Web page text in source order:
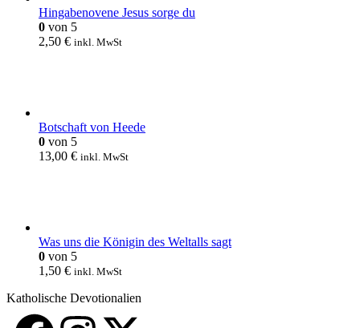
Hingabenovene Jesus sorge du
0 von 5
2,50 € inkl. MwSt
Botschaft von Heede
0 von 5
13,00 € inkl. MwSt
Was uns die Königin des Weltalls sagt
0 von 5
1,50 € inkl. MwSt
Katholische Devotionalien